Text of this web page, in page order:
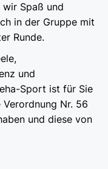
wir Spaß und
in der Gruppe mit
Runde.
und
Sport ist für Sie
Nr. 56
und diese von